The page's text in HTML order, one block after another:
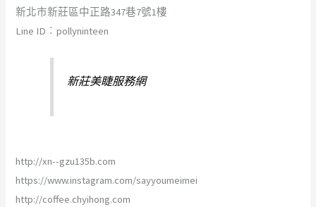
新北市新莊區中正路347巷7號1樓
Line ID︰pollyninteen
新莊美睫服務網
http://xn--gzu135b.com
https://www.instagram.com/sayyoumeimei
http://coffee.chyihong.com